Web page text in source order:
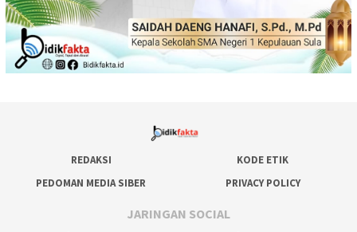
REDAKSI
KODE ETIK
PEDOMAN MEDIA SIBER
PRIVACY POLICY
JARINGAN SOCIAL